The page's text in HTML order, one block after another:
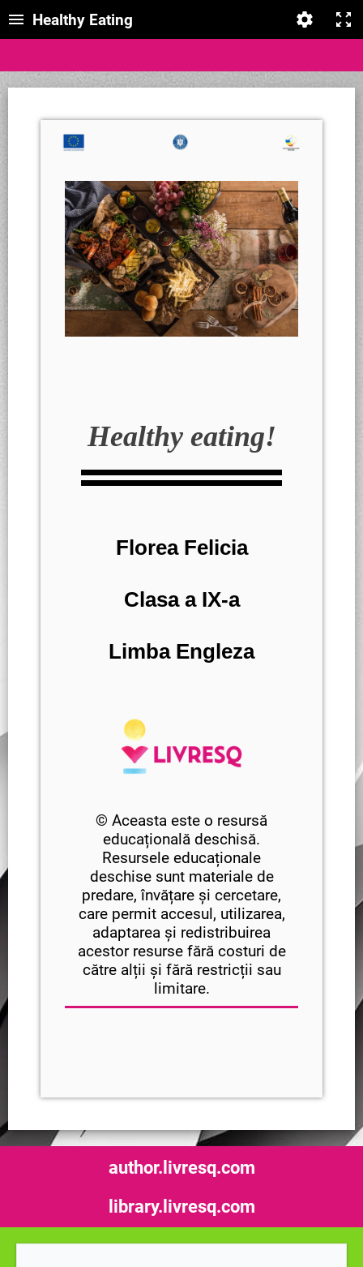
Healthy Eating
Healthy eating!
Florea Felicia
Clasa a IX-a
Limba Engleza
© Aceasta este o resursă
educațională deschisă.
Resursele educaționale
deschise sunt materiale de
predare, învățare și cercetare,
care permit accesul, utilizarea,
adaptarea și redistribuirea
acestor resurse fără costuri de
către alții și fără restricții sau
limitare.
author.livresq.com
library.livresq.com